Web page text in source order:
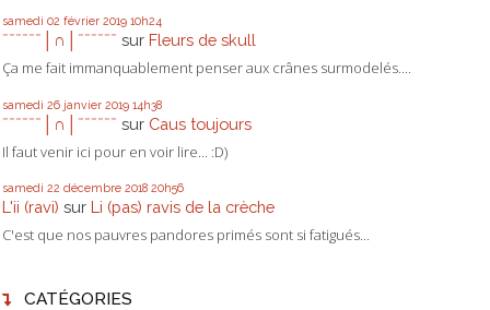
samedi 02 février 2019 10h24
ˉˉˉˉˉˉ│∩│ˉˉˉˉˉˉ sur Fleurs de skull
Ça me fait immanquablement penser aux crânes surmodelés....
samedi 26 janvier 2019 14h38
ˉˉˉˉˉˉ│∩│ˉˉˉˉˉˉ sur Caus toujours
Il faut venir ici pour en voir lire... :D)
samedi 22 décembre 2018 20h56
L'ii (ravi) sur Li (pas) ravis de la crèche
C'est que nos pauvres pandores primés sont si fatigués...
CATÉGORIES